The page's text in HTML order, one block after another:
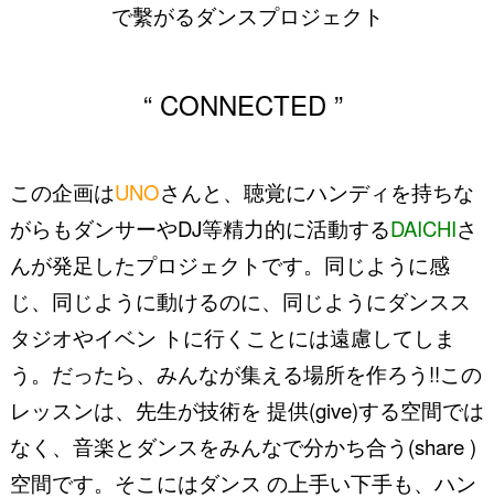
で繫がるダンスプロジェクト
“ CONNECTED ”
この企画はUNOさんと、 聴覚にハンディを持ちな
がらもダンサーやDJ等精力的に活動するDAICHIさ
んが発足したプロジェクトです。 同じように感
じ、同じように動けるのに、 同じようにダンスス
タジオやイベン トに行くことには遠慮してしま
う。 だったら、みんなが集える場所を作ろう!!この
レッスンは、先生が技術を 提供(give)する空間では
なく、 音楽とダンスをみんなで分かち合う(share )
空間です。 そこにはダンス の上手い下手も、ハン